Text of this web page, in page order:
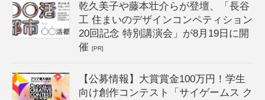
乾久美子や藤本壮介らが登壇、「長谷
工 住まいのデザインコンペティション
20回記念 特別講演会」が8月19日に開
催[PR]
【公募情報】大賞賞金100万円！学生
向け創作コンテスト「サイゲームス ク